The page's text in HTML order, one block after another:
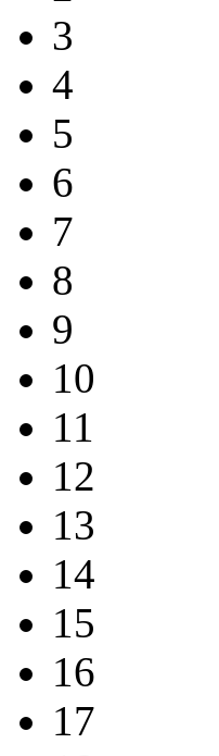
3
4
5
6
7
8
9
10
11
12
13
14
15
16
17